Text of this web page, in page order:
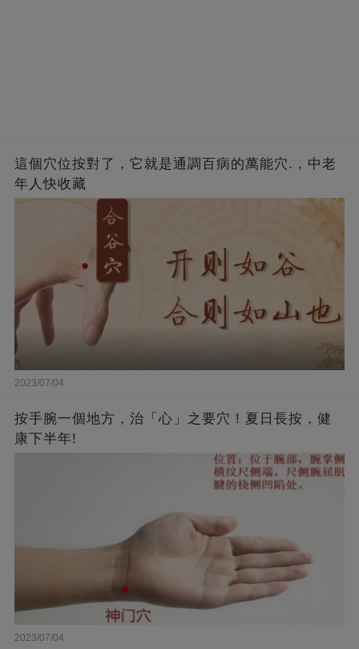
這個穴位按對了，它就是通調百病的萬能穴.，中老
年人快收藏
2023/07/04
按手腕一個地方，治「心」之要穴！夏日長按，健
康下半年!
2023/07/04